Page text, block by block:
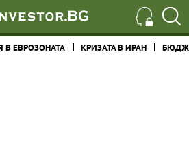
В ЕВРОЗОНАТА КРИЗАТА В ИРАН